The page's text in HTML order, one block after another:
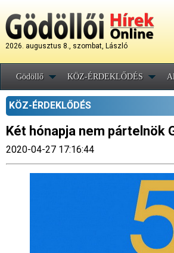
2026. augusztus 8., szombat, László
Gödöllő KÖZ-ÉRDEKLŐDÉS
KÖZ-ÉRDEKLŐDÉS
Két hónapja nem pártelnök
2020-04-27 17:16:44